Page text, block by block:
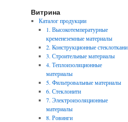
Витрина
Каталог продукции
1. Высокотемпературные
кременеземные материалы
2. Конструкционные стеклоткани
3. Строительные материалы
4. Теплоизоляционные
материалы
5. Фильтровальные материалы
6. Стеклонити
7. Электроизоляционные
материалы
8. Ровинги